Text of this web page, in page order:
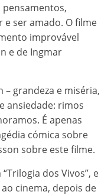
e ser amado. O filme
improvável
e de Ingmar
– grandeza e miséria,
ansiedade: rimos
É apenas
cómica sobre
sobre este filme.
dos Vivos”, e
cinema, depois de